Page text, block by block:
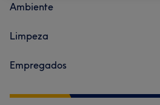
Ambiente
Limpeza
Empregados